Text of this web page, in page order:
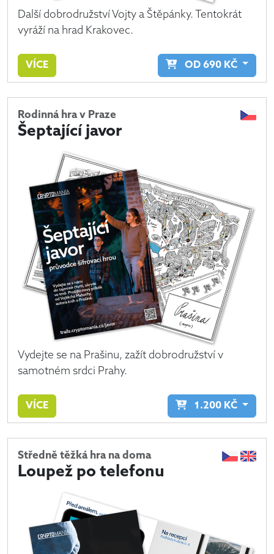
Další dobrodružství Vojty a Štěpánky. Tentokrát
vyráží na hrad Krakovec.
VÍCE OD 690 KČ
Rodinná hra v Praze
Šeptající javor
Vydejte se na Prašinu, zažít dobrodružství v
samotném srdci Prahy.
VÍCE 1.200 KČ
Středně těžká hra na doma
Loupež po telefonu